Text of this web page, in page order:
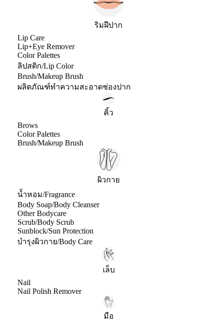
ริมฝีปาก
Lip Care
Lip+Eye Remover
Color Palettes
ลิปสติก/Lip Color
Brush/Makeup Brush
ผลิตภัณฑ์ทำความสะอาดช่องปาก
คิ้ว
Brows
Color Palettes
Brush/Makeup Brush
ผิวกาย
น้ำหอม/Fragrance
Body Soap/Body Cleanser
Other Bodycare
Scrub/Body Scrub
Sunblock/Sun Protection
บำรุงผิวกาย/Body Care
เล็บ
Nail
Nail Polish Remover
มือ